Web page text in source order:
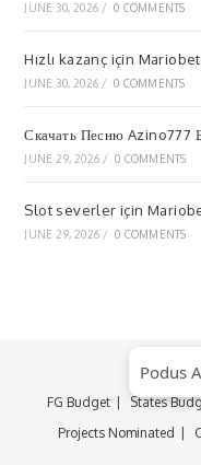
JUNE 30, 2026 / 0 COMMENTS
Hızlı kazanç için
JUNE 30, 2026 / 0 COMMENTS
Скачать Песню Azino777
JUNE 29, 2026 / 0 COMMENTS
Slot severler için
JUNE 29, 2026 / 0 COMMENTS
FG Budget
States
Projects Nominated